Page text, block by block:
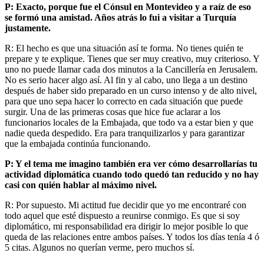
P: Exacto, porque fue el Cónsul en Montevideo y a raíz de eso
se formó una amistad. Años atrás lo fui a visitar a Turquía
justamente.
R: El hecho es que una situación así te forma. No tienes quién te
prepare y te explique. Tienes que ser muy creativo, muy criterioso. Y
uno no puede llamar cada dos minutos a la Cancillería en Jerusalem.
No es serio hacer algo así. Al fin y al cabo, uno llega a un destino
después de haber sido preparado en un curso intenso y de alto nivel,
para que uno sepa hacer lo correcto en cada situación que puede
surgir. Una de las primeras cosas que hice fue aclarar a los
funcionarios locales de la Embajada, que todo va a estar bien y que
nadie queda despedido. Era para tranquilizarlos y para garantizar
que la embajada continúa funcionando.
P: Y el tema me imagino también era ver cómo desarrollarías tu
actividad diplomática cuando todo quedó tan reducido y no hay
casi con quién hablar al máximo nivel.
R: Por supuesto. Mi actitud fue decidir que yo me encontraré con
todo aquel que esté dispuesto a reunirse conmigo. Es que si soy
diplomático, mi responsabilidad era dirigir lo mejor posible lo que
queda de las relaciones entre ambos países. Y todos los días tenía 4 ó
5 citas. Algunos no querían verme, pero muchos sí.